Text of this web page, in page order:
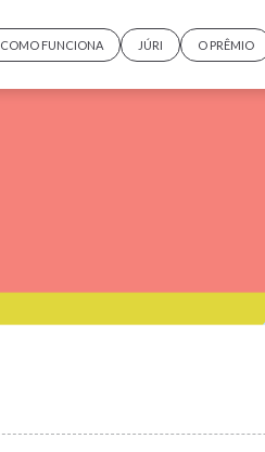
COMO FUNCIONA JÚRI O PRÊMIO